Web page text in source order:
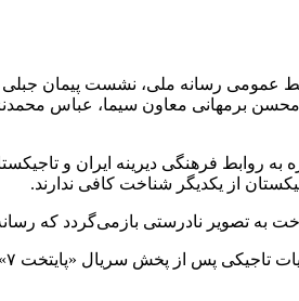
عمومی رسانه ملی، نشست پیمان جبلی
تصویر نادرستی بازمی‌گردد که